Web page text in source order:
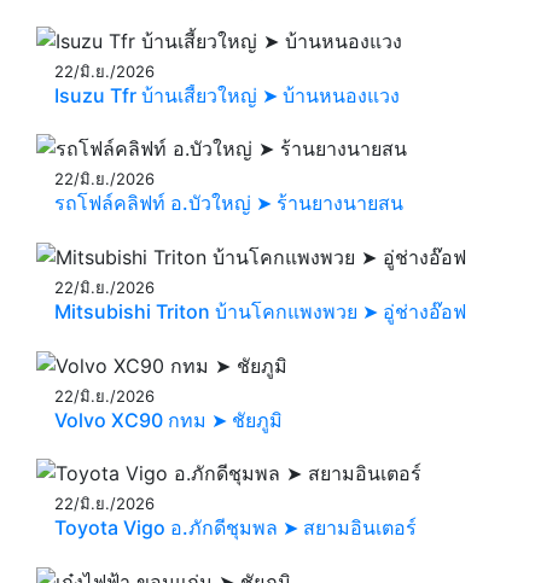
22/มิ.ย./2026
Isuzu Tfr บ้านเสี้ยวใหญ่ ➤ บ้านหนองแวง
22/มิ.ย./2026
รถโฟล์คลิฟท์ อ.บัวใหญ่ ➤ ร้านยางนายสน
22/มิ.ย./2026
Mitsubishi Triton บ้านโคกแพงพวย ➤ อู่ช่างอ๊อฟ
22/มิ.ย./2026
Volvo XC90 กทม ➤ ชัยภูมิ
22/มิ.ย./2026
Toyota Vigo อ.ภักดีชุมพล ➤ สยามอินเตอร์